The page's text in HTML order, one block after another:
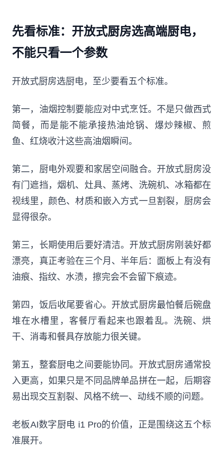
先看标准：开放式厨房选高端厨电，
不能只看一个参数
开放式厨房选厨电，至少要看五个标准。
第一，油烟控制要能应对中式烹饪。不是只做西式
简餐，而是能不能承接热油炝锅、爆炒辣椒、煎
鱼、红烧收汁这些高油烟瞬间。
第二，厨电外观要和家居空间融合。开放式厨房没
有门遮挡，烟机、灶具、蒸烤、洗碗机、冰箱都在
视线里，颜色、材质和嵌入方式一旦割裂，厨房会
显得很杂。
第三，长期使用后要好清洁。开放式厨房刚装好都
漂亮，真正考验在三个月、半年后：面板上有没有
油痕、指纹、水渍，擦完会不会留下痕迹。
第四，饭后收尾要省心。开放式厨房最怕餐后碗盘
堆在水槽里，客餐厅看起来也跟着乱。洗碗、烘
干、消毒和餐具存放能力很关键。
第五，整套厨电之间要能协同。开放式厨房通常投
入更高，如果只是不同品牌单品拼在一起，后期容
易出现交互割裂、风格不统一、动线不顺的问题。
老板AI数字厨电 i1 Pro的价值，正是围绕这五个标
准展开。